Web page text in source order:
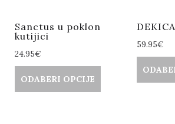
Sanctus u poklon
kutijici
24.95€
ODABERI OPCIJE
59.95€